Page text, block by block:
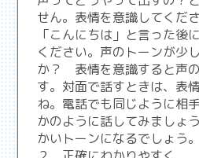
せん。表情を意識してくだ
「こんにちは」と言った後
ください。声のトーンが少
か？ 表情を意識すると声
す。対面で話すときは、表
ね。電話でも同じように相
かのように話してみましょ
かいトーンになるでしょう。